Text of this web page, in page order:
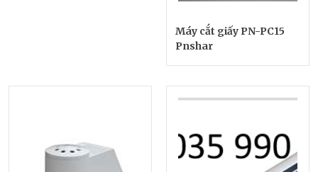
Máy cắt giấy PN-PC15
Pnshar